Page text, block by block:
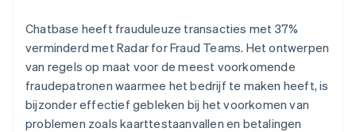
Chatbase heeft frauduleuze transacties met 37%
verminderd met Radar for Fraud Teams. Het ontwerpen
van regels op maat voor de meest voorkomende
fraudepatronen waarmee het bedrijf te maken heeft, is
bijzonder effectief gebleken bij het voorkomen van
problemen zoals kaarttestaanvallen en betalingen